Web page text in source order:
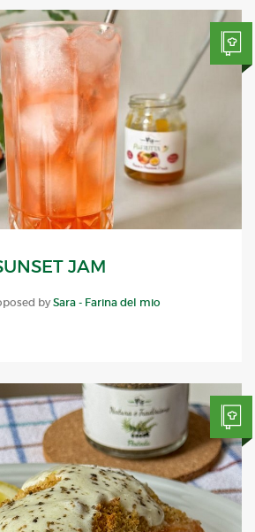
JAM
bySara - Farina del mio